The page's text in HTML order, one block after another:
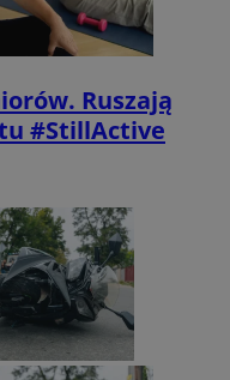
Ruszają
#StillActive